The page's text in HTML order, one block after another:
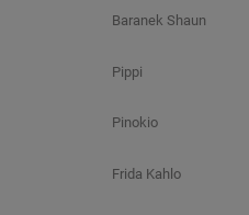
Baranek Shaun
Pippi
Pinokio
Frida Kahlo